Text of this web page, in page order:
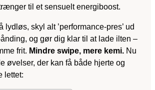
til et sensuelt energiboost.
skyl alt ’performance-pres’ ud
og gør dig klar til at lade ilten –
frit. Mindre swipe, mere kemi. Nu
øvelser, der kan få både hjerte og
lettet: